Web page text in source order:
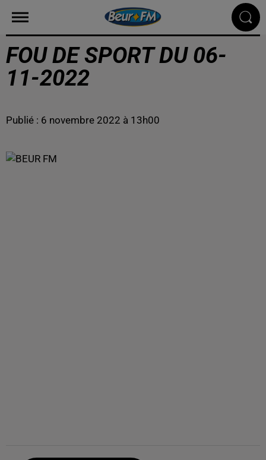
FOU DE SPORT DU 06-
11-2022
Publié : 6 novembre 2022 à 13h00